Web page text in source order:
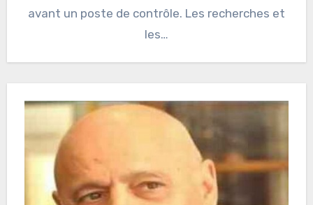
avant un poste de contrôle. Les recherches et
les…